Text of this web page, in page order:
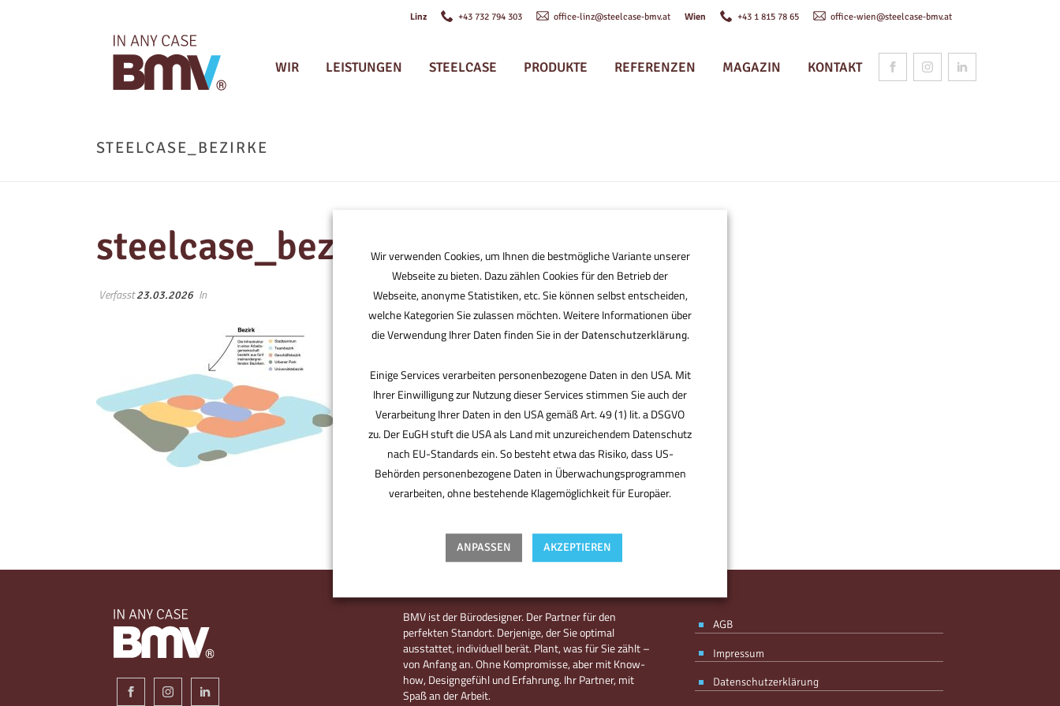
Linz +43 732 794 303 office-linz@steelcase-bmv.at Wien +43 1 815 78 65 office-wien@steelcase-bmv.at
WIR LEISTUNGEN STEELCASE PRODUKTE REFERENZEN MAGAZIN KONTAKT
STEELCASE_BEZIRKE
steelcase_bezirke
Verfasst23.03.2026 In
BMV ist der Bürodesigner. Der Partner für den
perfekten Standort. Derjenige, der Sie optimal
ausstattet, individuell berät. Plant, was für Sie zählt –
von Anfang an. Ohne Kompromisse, aber mit Know-
how, Designgefühl und Erfahrung. Ihr Partner, mit
Spaß an der Arbeit.
AGB
Impressum
Datenschutzerklärung
Wir verwenden Cookies, um Ihnen die bestmögliche Variante unserer
Webseite zu bieten. Dazu zählen Cookies für den Betrieb der
Webseite, anonyme Statistiken, etc. Sie können selbst entscheiden,
welche Kategorien Sie zulassen möchten. Weitere Informationen über
die Verwendung Ihrer Daten finden Sie in der Datenschutzerklärung.
Einige Services verarbeiten personenbezogene Daten in den USA. Mit
Ihrer Einwilligung zur Nutzung dieser Services stimmen Sie auch der
Verarbeitung Ihrer Daten in den USA gemäß Art. 49 (1) lit. a DSGVO
zu. Der EuGH stuft die USA als Land mit unzureichendem Datenschutz
nach EU-Standards ein. So besteht etwa das Risiko, dass US-
Behörden personenbezogene Daten in Überwachungsprogrammen
verarbeiten, ohne bestehende Klagemöglichkeit für Europäer.
ANPASSEN AKZEPTIEREN